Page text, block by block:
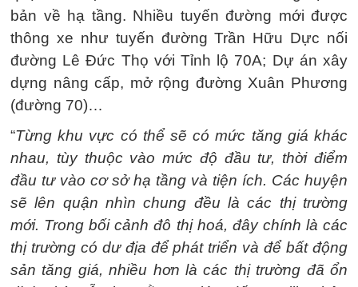
bản về hạ tầng. Nhiều tuyến đường mới được
thông xe như tuyến đường Trần Hữu Dực nối
đường Lê Đức Thọ với Tỉnh lộ 70A; Dự án xây
dựng nâng cấp, mở rộng đường Xuân Phương
(đường 70)…
“Từng khu vực có thể sẽ có mức tăng giá khác
nhau, tùy thuộc vào mức độ đầu tư, thời điểm
đầu tư vào cơ sở hạ tầng và tiện ích. Các huyện
sẽ lên quận nhìn chung đều là các thị trường
mới. Trong bối cảnh đô thị hoá, đây chính là các
thị trường có dư địa để phát triển và để bất động
sản tăng giá, nhiều hơn là các thị trường đã ổn